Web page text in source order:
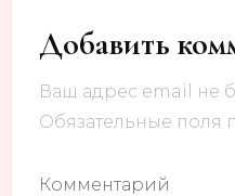
Добавить
Ваш адрес email не
Обязательные поля
Комментарий